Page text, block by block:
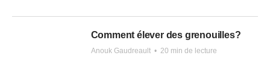
Comment élever des grenouilles?
Anouk Gaudreault • 20 min de lecture